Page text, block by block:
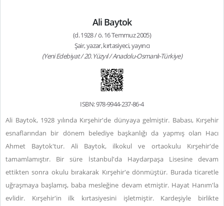
Ali Baytok
(d. 1928 / ö. 16 Temmuz 2005)
Şair, yazar, kırtasiyeci, yayıncı
(Yeni Edebiyat / 20. Yüzyıl / Anadolu-Osmanlı-Türkiye)
ISBN: 978-9944-237-86-4
Ali Baytok, 1928 yılında Kırşehir'de dünyaya gelmiştir. Babası, Kırşehir
esnaflarından bir dönem belediye başkanlığı da yapmış olan Hacı
Ahmet Baytok'tur. Ali Baytok, ilkokul ve ortaokulu Kırşehir'de
tamamlamıştır. Bir süre İstanbul'da Haydarpaşa Lisesine devam
ettikten sonra okulu bırakarak Kırşehir'e dönmüştür. Burada ticaretle
uğraşmaya başlamış, baba mesleğine devam etmiştir. Hayat Hanım'la
evlidir. Kırşehir'in ilk kırtasiyesini işletmiştir. Kardeşiyle birlikte